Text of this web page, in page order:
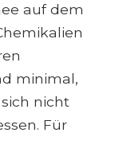
auf dem
minimal,
nicht
Für